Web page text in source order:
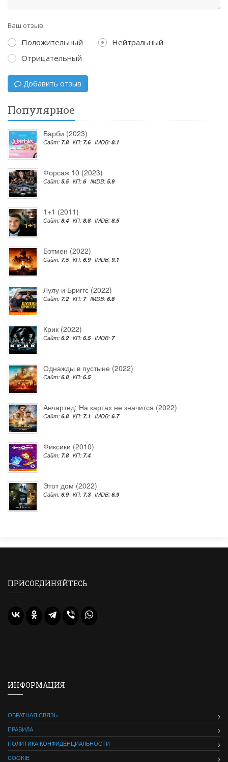
Ваш отзыв
Положительный
Нейтральный
Отрицательный
Добавить отзыв
Популярное
Барби (2023)
Сайт: 7.8 КП: 7.6 IMDB: 8.1
Форсаж 10 (2023)
Сайт: 5.5 КП: 6 IMDB: 5.9
1+1 (2011)
Сайт: 8.4 КП: 8.8 IMDB: 8.5
Бэтмен (2022)
Сайт: 7.5 КП: 6.9 IMDB: 9.1
Лулу и Бриггс (2022)
Сайт: 7.2 КП: 7 IMDB: 6.8
Крик (2022)
Сайт: 6.2 КП: 6.5 IMDB: 7
Однажды в пустыне (2022)
Сайт: 6.8 КП: 6.5
Анчартед: На картах не значится (2022)
Сайт: 6.8 КП: 7.1 IMDB: 6.7
Фиксики (2010)
Сайт: 7.8 КП: 7.4
Этот дом (2022)
Сайт: 6.9 КП: 7.3 IMDB: 6.9
ПРИСОЕДИНЯЙТЕСЬ
ИНФОРМАЦИЯ
ОБРАТНАЯ СВЯЗЬ
ПРАВИЛА
ПОЛИТИКА КОНФИДЕНЦИАЛЬНОСТИ
COOKIE